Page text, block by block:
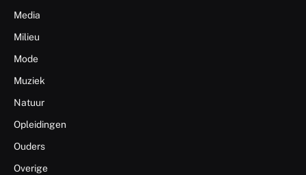
Media
Milieu
Mode
Muziek
Natuur
Opleidingen
Ouders
Overige